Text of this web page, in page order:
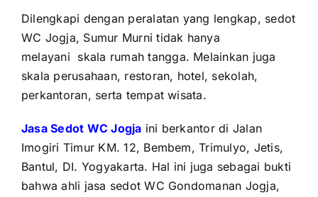
Dilengkapi dengan peralatan yang lengkap, sedot
WC Jogja, Sumur Murni tidak hanya
melayani skala rumah tangga. Melainkan juga
skala perusahaan, restoran, hotel, sekolah,
perkantoran, serta tempat wisata.
Jasa Sedot WC Jogja ini berkantor di Jalan
Imogiri Timur KM. 12, Bembem, Trimulyo, Jetis,
Bantul, DI. Yogyakarta. Hal ini juga sebagai bukti
bahwa ahli jasa sedot WC Gondomanan Jogja,